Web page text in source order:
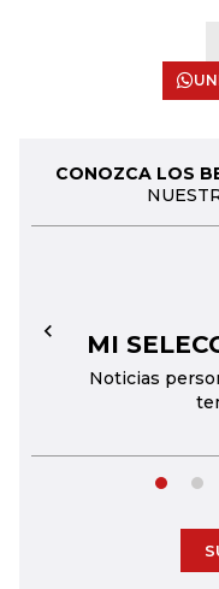
CONOZCA LOS
MI
Noticias
←